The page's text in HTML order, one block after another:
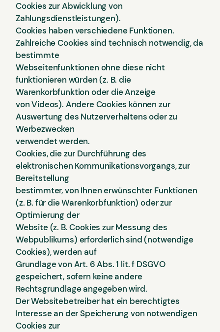
Cookies zur Abwicklung von
Zahlungsdienstleistungen).
Cookies haben verschiedene Funktionen.
Zahlreiche Cookies sind technisch notwendig, da
bestimmte
Webseitenfunktionen ohne diese nicht
funktionieren würden (z. B. die
Warenkorbfunktion oder die Anzeige
von Videos). Andere Cookies können zur
Auswertung des Nutzerverhaltens oder zu
Werbezwecken
verwendet werden.
Cookies, die zur Durchführung des
elektronischen Kommunikationsvorgangs, zur
Bereitstellung
bestimmter, von Ihnen erwünschter Funktionen
(z. B. für die Warenkorbfunktion) oder zur
Optimierung der
Website (z. B. Cookies zur Messung des
Webpublikums) erforderlich sind (notwendige
Cookies), werden auf
Grundlage von Art. 6 Abs. 1 lit. f DSGVO
gespeichert, sofern keine andere
Rechtsgrundlage angegeben wird.
Der Websitebetreiber hat ein berechtigtes
Interesse an der Speicherung von notwendigen
Cookies zur